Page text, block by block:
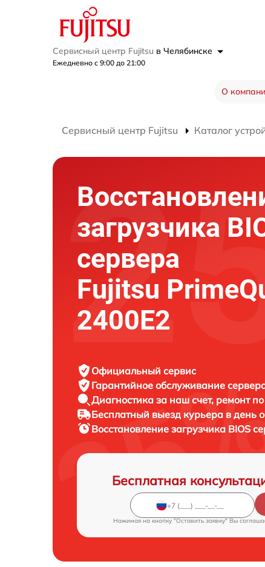
Сервисный центр Fujitsu в Челябинске
Ежедневно с 9:00 до 21:00
О
Сервисный центр Fujitsu Каталог
загрузчика
сервера
Fujitsu
2400E2
Официальный сервис
Гарантийное обслуживание
Диагностика за наш счет, ремонт
Бесплатный выезд курьера в день
Восстановление загрузчика BIOS
Бесплатная
Нажимая на кнопку "Оставить заявку" Вы